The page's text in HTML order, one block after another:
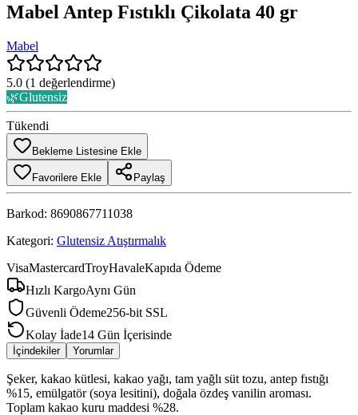
Mabel Antep Fıstıklı Çikolata 40 gr
Mabel
5.0 (1 değerlendirme)
🌿Glutensiz
Tükendi
Bekleme Listesine Ekle
Favorilere Ekle Paylaş
Barkod: 8690867711038
Kategori: Glutensiz Atıştırmalık
VisaMastercardTroyHavaleKapıda Ödeme
Hızlı KargoAynı Gün
Güvenli Ödeme256-bit SSL
Kolay İade14 Gün İçerisinde
İçindekiler Yorumlar
Şeker, kakao kütlesi, kakao yağı, tam yağlı süt tozu, antep fıstığı
%15, emülgatör (soya lesitini), doğala özdeş vanilin aroması.
Toplam kakao kuru maddesi %28.